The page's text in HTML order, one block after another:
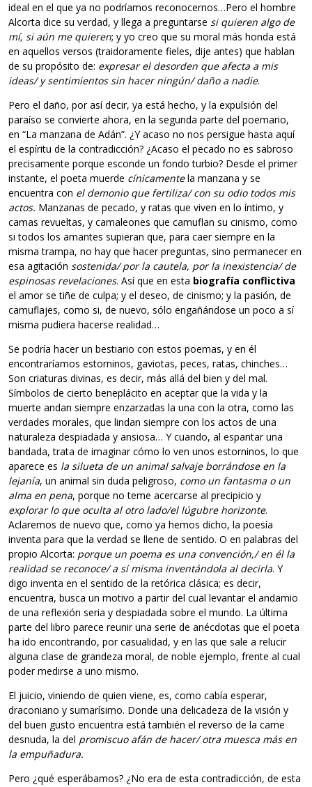
ideal en el que ya no podríamos reconocernos…Pero el hombre
Alcorta dice su verdad, y llega a preguntarse si quieren algo de
mí, si aún me quieren; y yo creo que su moral más honda está
en aquellos versos (traidoramente fieles, dije antes) que hablan
de su propósito de: expresar el desorden que afecta a mis
ideas/ y sentimientos sin hacer ningún/ daño a nadie.
Pero el daño, por así decir, ya está hecho, y la expulsión del
paraíso se convierte ahora, en la segunda parte del poemario,
en “La manzana de Adán”. ¿Y acaso no nos persigue hasta aquí
el espíritu de la contradicción? ¿Acaso el pecado no es sabroso
precisamente porque esconde un fondo turbio? Desde el primer
instante, el poeta muerde cínicamentela manzana y se
encuentra con el demonio que fertiliza/ con su odio todos mis
actos. Manzanas de pecado, y ratas que viven en lo íntimo, y
camas revueltas, y camaleones que camuflan su cinismo, como
si todos los amantes supieran que, para caer siempre en la
misma trampa, no hay que hacer preguntas, sino permanecer en
esa agitación sostenida/ por la cautela, por la inexistencia/ de
espinosas revelaciones. Así que en esta biografía conflictiva
el amor se tiñe de culpa; y el deseo, de cinismo; y la pasión, de
camuflajes, como si, de nuevo, sólo engañándose un poco a sí
misma pudiera hacerse realidad…
Se podría hacer un bestiario con estos poemas, y en él
encontraríamos estorninos, gaviotas, peces, ratas, chinches…
Son criaturas divinas, es decir, más allá del bien y del mal.
Símbolos de cierto beneplácito en aceptar que la vida y la
muerte andan siempre enzarzadas la una con la otra, como las
verdades morales, que lindan siempre con los actos de una
naturaleza despiadada y ansiosa… Y cuando, al espantar una
bandada, trata de imaginar cómo lo ven unos estorninos, lo que
aparece es la silueta de un animal salvaje borrándose en la
lejanía, un animal sin duda peligroso, como un fantasma o un
alma en pena, porque no teme acercarse al precipicio y
explorar lo que oculta al otro lado/el lúgubre horizonte.
Aclaremos de nuevo que, como ya hemos dicho, la poesía
inventa para que la verdad se llene de sentido. O en palabras del
propio Alcorta: porque un poema es una convención,/ en él la
realidad se reconoce/ a sí misma inventándola al decirla. Y
digo inventa en el sentido de la retórica clásica; es decir,
encuentra, busca un motivo a partir del cual levantar el andamio
de una reflexión seria y despiadada sobre el mundo. La última
parte del libro parece reunir una serie de anécdotas que el poeta
ha ido encontrando, por casualidad, y en las que sale a relucir
alguna clase de grandeza moral, de noble ejemplo, frente al cual
poder medirse a uno mismo.
El juicio, viniendo de quien viene, es, como cabía esperar,
draconiano y sumarísimo. Donde una delicadeza de la visión y
del buen gusto encuentra está también el reverso de la carne
desnuda, la del promiscuo afán de hacer/ otra muesca más en
la empuñadura.
Pero ¿qué esperábamos? ¿No era de esta contradicción, de esta